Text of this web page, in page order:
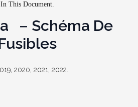
This Document.
– Schéma De
2020, 2021, 2022.